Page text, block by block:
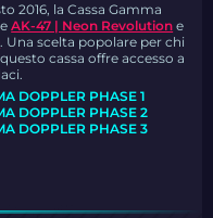
2016, la Cassa Gamma
AK-47 | Neon Revolution e
. Una scelta popolare per chi
cassa offre accesso a
DOPPLER PHASE 1
DOPPLER PHASE 2
DOPPLER PHASE 3